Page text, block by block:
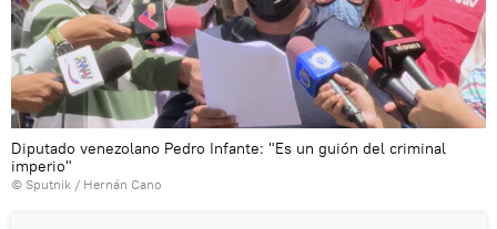
Diputado venezolano Pedro Infante: "Es un guión del criminal
imperio"
© Sputnik / Hernán Cano